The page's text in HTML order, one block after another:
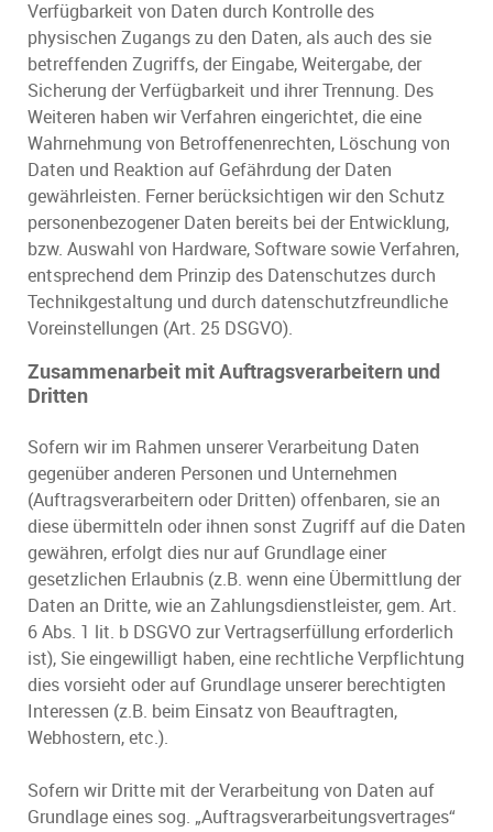
Verfügbarkeit von Daten durch Kontrolle des
physischen Zugangs zu den Daten, als auch des sie
betreffenden Zugriffs, der Eingabe, Weitergabe, der
Sicherung der Verfügbarkeit und ihrer Trennung. Des
Weiteren haben wir Verfahren eingerichtet, die eine
Wahrnehmung von Betroffenenrechten, Löschung von
Daten und Reaktion auf Gefährdung der Daten
gewährleisten. Ferner berücksichtigen wir den Schutz
personenbezogener Daten bereits bei der Entwicklung,
bzw. Auswahl von Hardware, Software sowie Verfahren,
entsprechend dem Prinzip des Datenschutzes durch
Technikgestaltung und durch datenschutzfreundliche
Voreinstellungen (Art. 25 DSGVO).
Zusammenarbeit mit Auftragsverarbeitern und
Dritten
Sofern wir im Rahmen unserer Verarbeitung Daten
gegenüber anderen Personen und Unternehmen
(Auftragsverarbeitern oder Dritten) offenbaren, sie an
diese übermitteln oder ihnen sonst Zugriff auf die Daten
gewähren, erfolgt dies nur auf Grundlage einer
gesetzlichen Erlaubnis (z.B. wenn eine Übermittlung der
Daten an Dritte, wie an Zahlungsdienstleister, gem. Art.
6 Abs. 1 lit. b DSGVO zur Vertragserfüllung erforderlich
ist), Sie eingewilligt haben, eine rechtliche Verpflichtung
dies vorsieht oder auf Grundlage unserer berechtigten
Interessen (z.B. beim Einsatz von Beauftragten,
Webhostern, etc.).
Sofern wir Dritte mit der Verarbeitung von Daten auf
Grundlage eines sog. „Auftragsverarbeitungsvertrages“